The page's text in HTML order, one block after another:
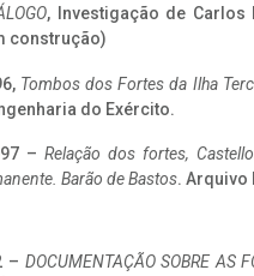
, Investigação de Carlos
construção)
Tombos dos Fortes da Ilha
do Exército.
– Relação dos fortes,
Barão de Bastos. Arquivo
– DOCUMENTAÇÃO SOBRE AS